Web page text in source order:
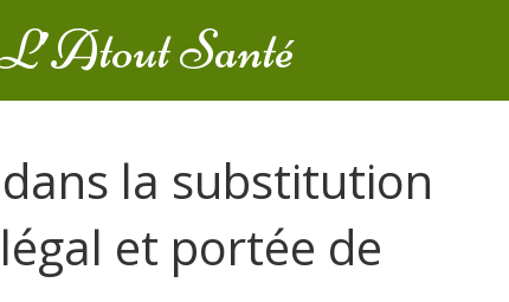
Santé
la substitution
et portée de